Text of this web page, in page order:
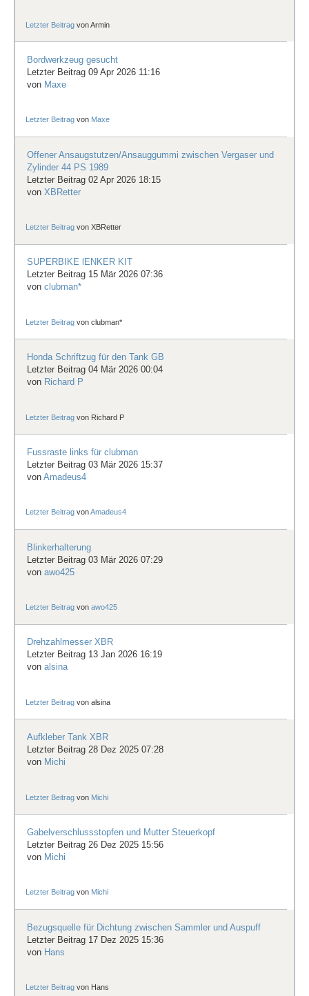
Letzter Beitrag vonArmin
Bordwerkzeug gesucht
Letzter Beitrag 09 Apr 2026 11:16
von Maxe
Letzter Beitrag von Maxe
Offener Ansaugstutzen/Ansauggummi zwischen Vergaser und
Zylinder 44 PS 1989
Letzter Beitrag 02 Apr 2026 18:15
von XBRetter
Letzter Beitrag vonXBRetter
SUPERBIKE lENKER KIT
Letzter Beitrag 15 Mär 2026 07:36
von clubman*
Letzter Beitrag vonclubman*
Honda Schriftzug für den Tank GB
Letzter Beitrag 04 Mär 2026 00:04
von Richard P
Letzter Beitrag von Richard P
Fussraste links für clubman
Letzter Beitrag 03 Mär 2026 15:37
von Amadeus4
Letzter Beitrag vonAmadeus4
Blinkerhalterung
Letzter Beitrag 03 Mär 2026 07:29
von awo425
Letzter Beitrag vonawo425
Drehzahlmesser XBR
Letzter Beitrag 13 Jan 2026 16:19
von alsina
Letzter Beitrag vonalsina
Aufkleber Tank XBR
Letzter Beitrag 28 Dez 2025 07:28
von Michi
Letzter Beitrag von Michi
Gabelverschlussstopfen und Mutter Steuerkopf
Letzter Beitrag 26 Dez 2025 15:56
von Michi
Letzter Beitrag von Michi
Bezugsquelle für Dichtung zwischen Sammler und Auspuff
Letzter Beitrag 17 Dez 2025 15:36
von Hans
Letzter Beitrag von Hans